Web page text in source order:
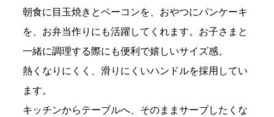
朝食に目玉焼きとベーコンを、おやつにパンケーキ
を、お弁当作りにも活躍してくれます。お子さまと
一緒に調理する際にも便利で嬉しいサイズ感。
熱くなりにくく、滑りにくいハンドルを採用してい
ます。
キッチンからテーブルへ、そのままサーブしたくな